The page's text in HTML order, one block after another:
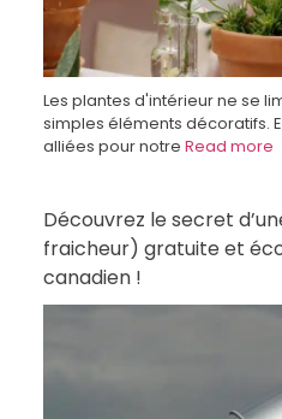
Les plantes d'intérieur ne se
simples éléments décoratifs.
alliées pour notre Read more
Découvrez le secret
fraicheur) gratuite et
canadien !